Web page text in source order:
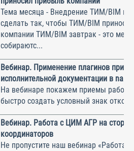
Тема месяца - Внедрение ТИМ/BIM в
сделать так, чтобы ТИМ/BIM
компании ТИМ/BIM завтрак - это
собираютс...
Вебинар. Применение плагинов при
исполнительной документации в
На вебинаре покажем приемы
быстро создать условный знак
Вебинар. Работа с ЦИМ АГР на
координаторов
Не пропустите наш вебинар «Работа